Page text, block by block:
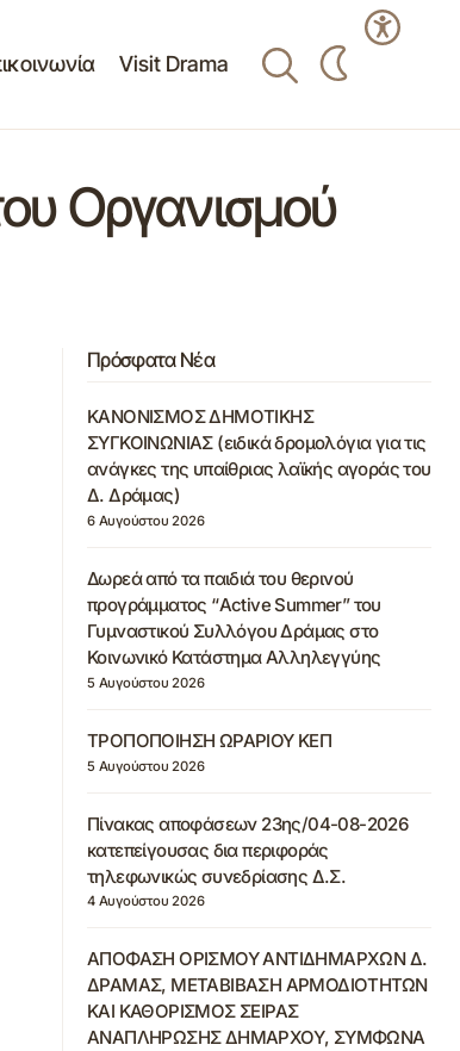
Visit Drama
Οργανισμού
Πρόσφατα Νέα
ΚΑΝΟΝΙΣΜΟΣ ΔΗΜΟΤΙΚΗΣ
ΣΥΓΚΟΙΝΩΝΙΑΣ (ειδικά δρομολόγια για τις
ανάγκες της υπαίθριας λαϊκής αγοράς του
Δ. Δράμας)
6 Αυγούστου 2026
Δωρεά από τα παιδιά του θερινού
προγράμματος “Active Summer” του
Γυμναστικού Συλλόγου Δράμας στο
Κοινωνικό Κατάστημα Αλληλεγγύης
5 Αυγούστου 2026
ΤΡΟΠΟΠΟΙΗΣΗ ΩΡΑΡΙΟΥ ΚΕΠ
5 Αυγούστου 2026
Πίνακας αποφάσεων 23ης/04-08-2026
κατεπείγουσας δια περιφοράς
τηλεφωνικώς συνεδρίασης Δ.Σ.
4 Αυγούστου 2026
ΑΠΟΦΑΣΗ ΟΡΙΣΜΟΥ ΑΝΤΙΔΗΜΑΡΧΩΝ Δ.
ΔΡΑΜΑΣ, ΜΕΤΑΒΙΒΑΣΗ ΑΡΜΟΔΙΟΤΗΤΩΝ
ΚΑΙ ΚΑΘΟΡΙΣΜΟΣ ΣΕΙΡΑΣ
ΑΝΑΠΛΗΡΩΣΗΣ ΔΗΜΑΡΧΟΥ, ΣΥΜΦΩΝΑ